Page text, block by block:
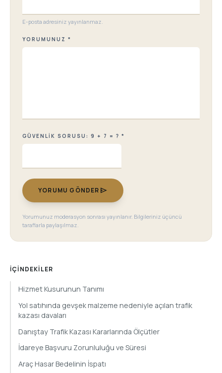
İÇINDEKILER
Hizmet Kusurunun Tanımı
Yol satıhında gevşek malzeme nedeniyle açılan trafik
kazası davaları
Danıştay Trafik Kazası Kararlarında Ölçütler
İdareye Başvuru Zorunluluğu ve Süresi
Araç Hasar Bedelinin İspatı
E-posta adresiniz yayınlanmaz.
YORUMUNUZ *
GÜVENLIK SORUSU: 9 + 7 = ? *
YORUMU GÖNDER send
Yorumunuz moderasyon sonrası yayınlanır. Bilgileriniz üçüncü
taraflarla paylaşılmaz.